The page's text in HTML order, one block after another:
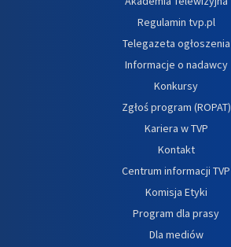
Regulamin tvp.pl
Telegazeta ogłoszenia
Informacje o nadawcy
Konkursy
Zgłoś program (ROPAT)
Kariera w TVP
Kontakt
Centrum informacji TVP
Komisja Etyki
Program dla prasy
Dla mediów